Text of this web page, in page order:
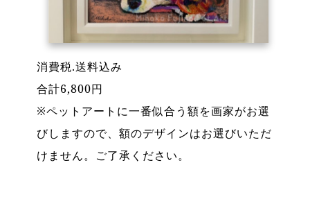
消費税.送料込み
合計6,800円
※ペットアートに一番似合う額を画家がお選
びしますので、額のデザインはお選びいただ
けません。ご了承ください。